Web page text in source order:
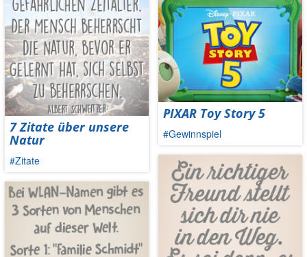
7 Zitate über unsere
Natur
#Zitate
PIXAR Toy Story 5
#Gewinnspiel